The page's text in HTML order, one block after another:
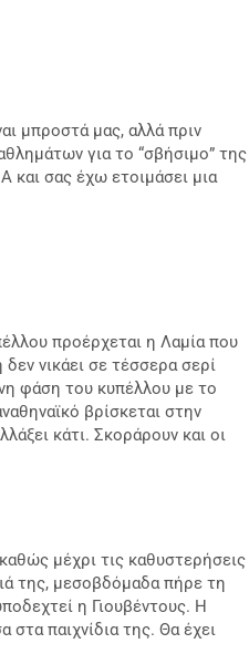
μπροστά μας, αλλά πριν
για το “σβήσιμο” της
και σας έχω ετοιμάσει μια
προέρχεται η Λαμία που
νικάει σε τέσσερα σερί
φάση του κυπέλλου με το
βρίσκεται στην
κάτι. Σκοράρουν και οι
μέχρι τις καθυστερήσεις
της, μεσοβδόμαδα πήρε τη
η Γιουβέντους. Η
στα παιχνίδια της. Θα έχει